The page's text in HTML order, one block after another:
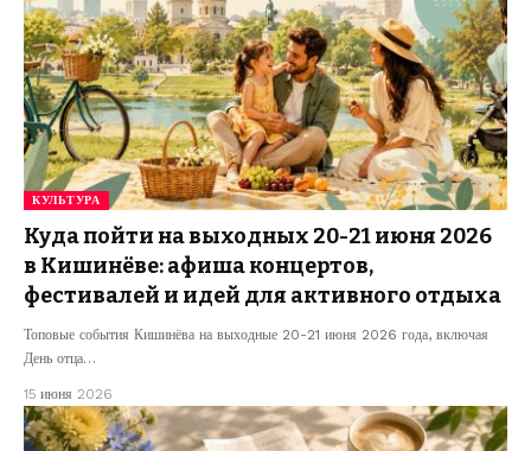
КУЛЬТУРА
Куда пойти на выходных 20-21 июня 2026
в Кишинёве: афиша концертов,
фестивалей и идей для активного отдыха
Топовые события Кишинёва на выходные 20-21 июня 2026 года, включая
День отца…
15 июня 2026